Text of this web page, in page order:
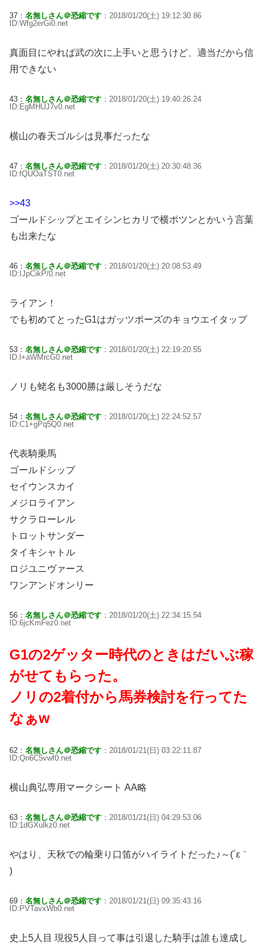
37： 名無しさん＠恐縮です ：2018/01/20(土) 19:12:30.86
ID:Wfg2erGi0.net
真面目にやれば武の次に上手いと思うけど、適当だから信
用できない
43： 名無しさん＠恐縮です ：2018/01/20(土) 19:40:26.24
ID:EgMHUJ7v0.net
横山の春天ゴルシは見事だったな
47： 名無しさん＠恐縮です ：2018/01/20(土) 20:30:48.36
ID:fQUOaTST0.net
>>43
ゴールドシップとエイシンヒカリで横ポツンとかいう言葉
も出来たな
46： 名無しさん＠恐縮です ：2018/01/20(土) 20:08:53.49
ID:IJpCikP/0.net
ライアン！
でも初めてとったG1はガッツポーズのキョウエイタップ
53： 名無しさん＠恐縮です ：2018/01/20(土) 22:19:20.55
ID:l+aWMrcG0.net
ノリも蛯名も3000勝は厳しそうだな
54： 名無しさん＠恐縮です ：2018/01/20(土) 22:24:52.57
ID:C1+gPq5Q0.net
代表騎乗馬
ゴールドシップ
セイウンスカイ
メジロライアン
サクラローレル
トロットサンダー
タイキシャトル
ロジユニヴァース
ワンアンドオンリー
56： 名無しさん＠恐縮です ：2018/01/20(土) 22:34:15.54
ID:6jcKmFez0.net
G1の2ゲッター時代のときはだいぶ稼
がせてもらった。
ノリの2着付から馬券検討を行ってた
なぁw
62： 名無しさん＠恐縮です ：2018/01/21(日) 03:22:11.87
ID:Qn6C5vwf0.net
横山典弘専用マークシート AA略
63： 名無しさん＠恐縮です ：2018/01/21(日) 04:29:53.06
ID:1dGXulkz0.net
やはり、天秋での輪乗り口笛がハイライトだった♪～(´ε｀
)
69： 名無しさん＠恐縮です ：2018/01/21(日) 09:35:43.16
ID:PVTavxWb0.net
史上5人目 現役5人目って事は引退した騎手は誰も達成し